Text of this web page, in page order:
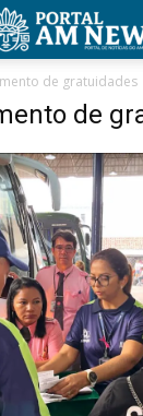
de gratuidades
de